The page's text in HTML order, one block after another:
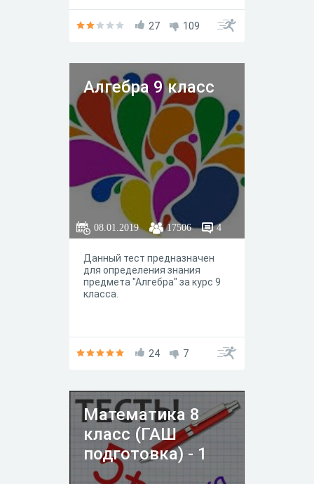
27
109
Алгебра 9 класс
08.01.2019 17506 4
Данный тест предназначен
для определения знания
предмета "Алгебра" за курс 9
класса.
24 7
Математика 8
класс (ГАШ
подготовка) - 1